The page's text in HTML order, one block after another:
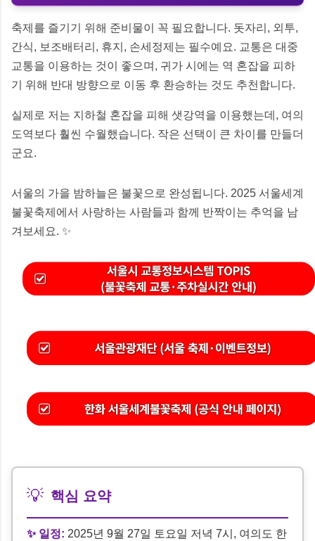
축제를 즐기기 위해 준비물이 꼭 필요합니다. 돗자리, 외투,
간식, 보조배터리, 휴지, 손세정제는 필수예요. 교통은 대중
교통을 이용하는 것이 좋으며, 귀가 시에는 역 혼잡을 피하
기 위해 반대 방향으로 이동 후 환승하는 것도 추천합니다.
실제로 저는 지하철 혼잡을 피해 샛강역을 이용했는데, 여의
도역보다 훨씬 수월했습니다. 작은 선택이 큰 차이를 만들더
군요.
서울의 가을 밤하늘은 불꽃으로 완성됩니다. 2025 서울세계
불꽃축제에서 사랑하는 사람들과 함께 반짝이는 추억을 남
겨보세요. ✨
💡 핵심 요약
✨ 일정: 2025년 9월 27일 토요일 저녁 7시, 여의도 한